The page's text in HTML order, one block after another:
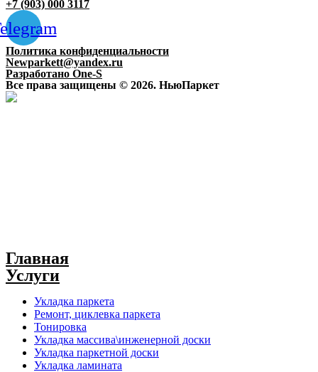
+7 (903) 000 3117
Политика конфиденциальности
Newparkett@yandex.ru
Разработано One-S
Все права защищены © 2026. НьюПаркет
Главная
Услуги
Укладка паркета
Ремонт, циклевка паркета
Тонировка
Укладка массива\инженерной доски
Укладка паркетной доски
Укладка ламината